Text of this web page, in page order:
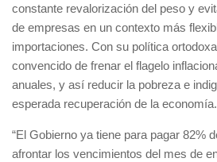
constante revalorización del peso y
de empresas en un contexto más
importaciones. Con su política
convencido de frenar el flagelo
anuales, y así reducir la pobreza e
esperada recuperación de la economía.
“El Gobierno ya tiene para pagar 82%
afrontar los vencimientos del mes de